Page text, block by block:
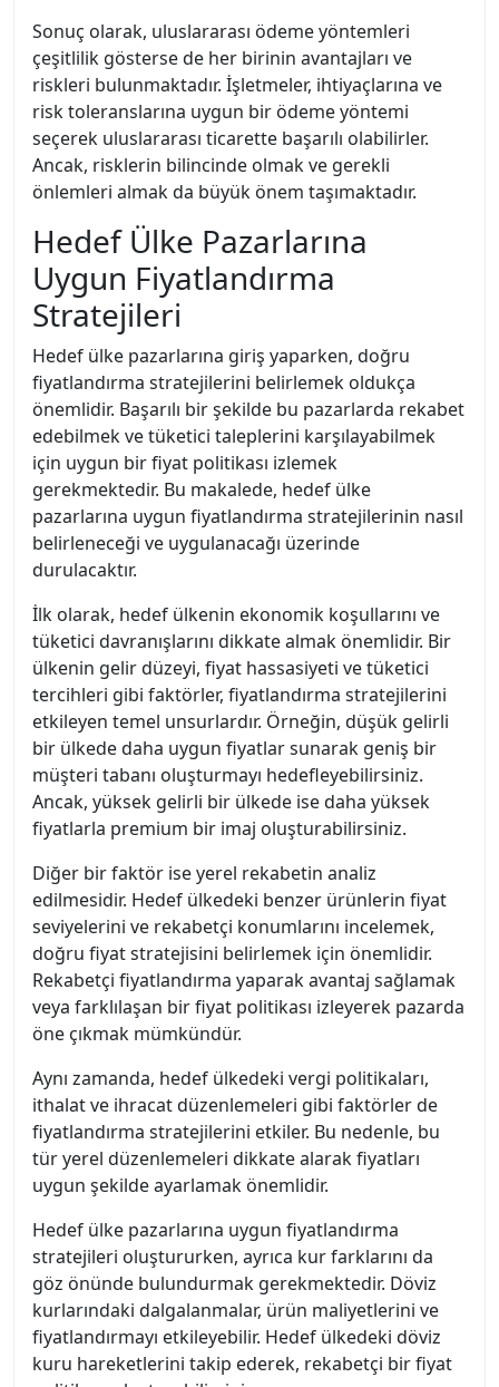
Sonuç olarak, uluslararası ödeme yöntemleri
çeşitlilik gösterse de her birinin avantajları ve
riskleri bulunmaktadır. İşletmeler, ihtiyaçlarına ve
risk toleranslarına uygun bir ödeme yöntemi
seçerek uluslararası ticarette başarılı olabilirler.
Ancak, risklerin bilincinde olmak ve gerekli
önlemleri almak da büyük önem taşımaktadır.
Hedef Ülke Pazarlarına
Uygun Fiyatlandırma
Stratejileri
Hedef ülke pazarlarına giriş yaparken, doğru
fiyatlandırma stratejilerini belirlemek oldukça
önemlidir. Başarılı bir şekilde bu pazarlarda rekabet
edebilmek ve tüketici taleplerini karşılayabilmek
için uygun bir fiyat politikası izlemek
gerekmektedir. Bu makalede, hedef ülke
pazarlarına uygun fiyatlandırma stratejilerinin nasıl
belirleneceği ve uygulanacağı üzerinde
durulacaktır.
İlk olarak, hedef ülkenin ekonomik koşullarını ve
tüketici davranışlarını dikkate almak önemlidir. Bir
ülkenin gelir düzeyi, fiyat hassasiyeti ve tüketici
tercihleri gibi faktörler, fiyatlandırma stratejilerini
etkileyen temel unsurlardır. Örneğin, düşük gelirli
bir ülkede daha uygun fiyatlar sunarak geniş bir
müşteri tabanı oluşturmayı hedefleyebilirsiniz.
Ancak, yüksek gelirli bir ülkede ise daha yüksek
fiyatlarla premium bir imaj oluşturabilirsiniz.
Diğer bir faktör ise yerel rekabetin analiz
edilmesidir. Hedef ülkedeki benzer ürünlerin fiyat
seviyelerini ve rekabetçi konumlarını incelemek,
doğru fiyat stratejisini belirlemek için önemlidir.
Rekabetçi fiyatlandırma yaparak avantaj sağlamak
veya farklılaşan bir fiyat politikası izleyerek pazarda
öne çıkmak mümkündür.
Aynı zamanda, hedef ülkedeki vergi politikaları,
ithalat ve ihracat düzenlemeleri gibi faktörler de
fiyatlandırma stratejilerini etkiler. Bu nedenle, bu
tür yerel düzenlemeleri dikkate alarak fiyatları
uygun şekilde ayarlamak önemlidir.
Hedef ülke pazarlarına uygun fiyatlandırma
stratejileri oluştururken, ayrıca kur farklarını da
göz önünde bulundurmak gerekmektedir. Döviz
kurlarındaki dalgalanmalar, ürün maliyetlerini ve
fiyatlandırmayı etkileyebilir. Hedef ülkedeki döviz
kuru hareketlerini takip ederek, rekabetçi bir fiyat